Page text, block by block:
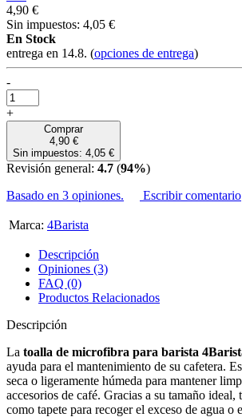
4,90 €
Sin impuestos: 4,05 €
En Stock
entrega en 14.8. (opciones de entrega)
-
+
Comprar
4,90 €
Sin impuestos: 4,05 €
Revisión general: 4.7 (94%)
Basado en 3 opiniones.
Escribir comentario
Marca: 4Barista
Descripción
Opiniones (3)
FAQ (0)
Productos Relacionados
Descripción
La toalla de microfibra para barista
ayuda para el mantenimiento de su cafetera.
seca o ligeramente húmeda para mantener
accesorios de café. Gracias a su tamaño ideal,
como tapete para recoger el exceso de agua o